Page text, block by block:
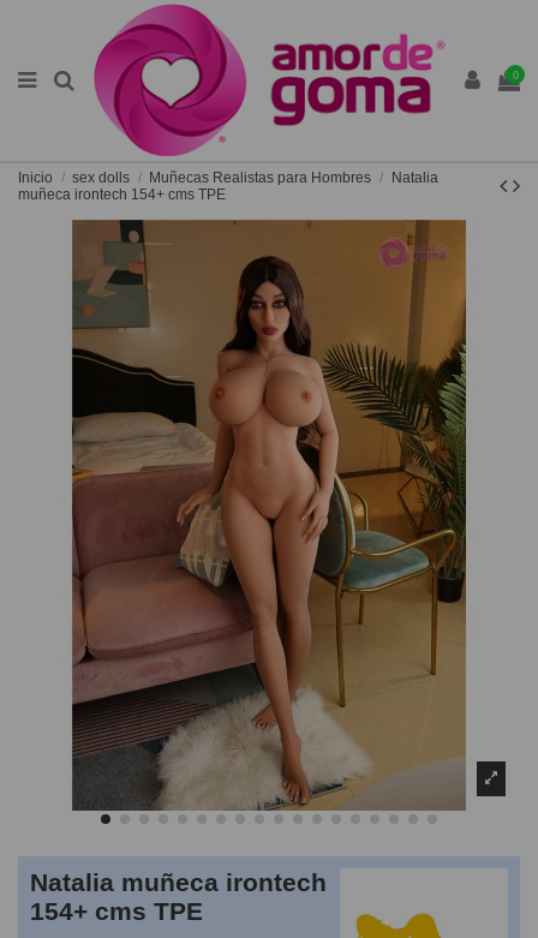
0
Inicio sex dolls Muñecas Realistas para Hombres
Natalia
muñeca irontech 154+ cms TPE
Natalia muñeca irontech
154+ cms TPE